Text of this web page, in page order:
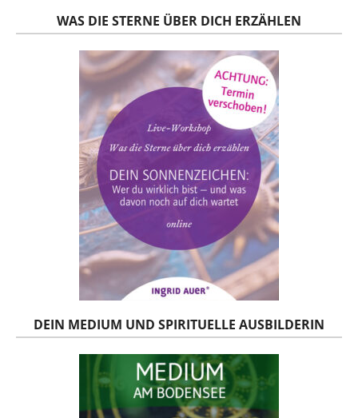
WAS DIE STERNE ÜBER DICH ERZÄHLEN
DEIN MEDIUM UND SPIRITUELLE AUSBILDERIN